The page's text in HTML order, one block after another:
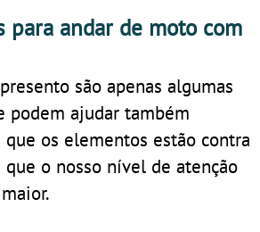
para andar de moto com
são apenas algumas
podem ajudar também
que os elementos estão contra
que o nosso nível de atenção